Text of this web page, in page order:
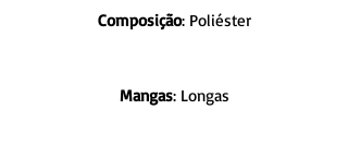
Composição: Poliéster
Mangas: Longas